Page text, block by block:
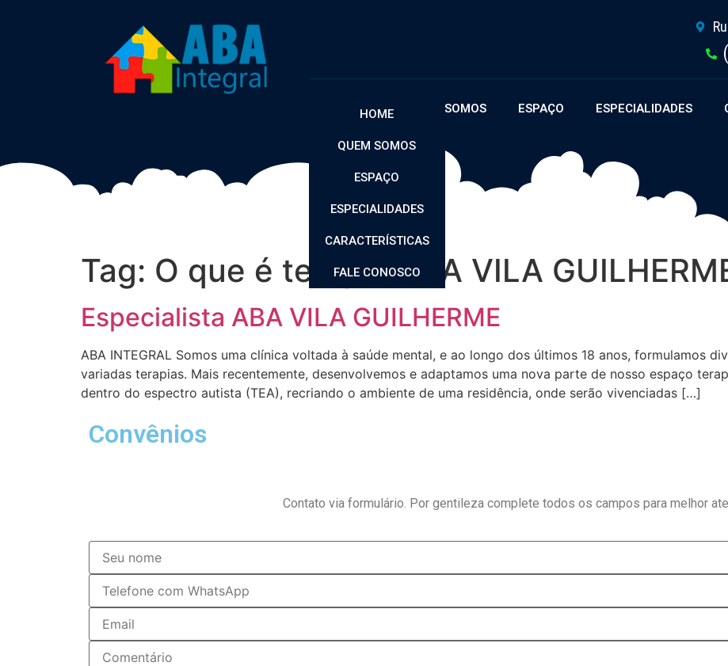
HOME QUEM SOMOS ESPAÇO ESPECIALIDADES
HOME
QUEM SOMOS
ESPAÇO
ESPECIALIDADES
CARACTERÍSTICAS
FALE CONOSCO
Tag: O que é terapia ABA VILA
Especialista ABA VILA GUILHERME
ABA INTEGRAL Somos uma clínica voltada à saúde mental, e ao longo dos últimos 18 anos, formulamos
variadas terapias. Mais recentemente, desenvolvemos e adaptamos uma nova parte de nosso espaço
dentro do espectro autista (TEA), recriando o ambiente de uma residência, onde serão vivenciadas […]
Convênios
Contato via formulário. Por gentileza complete todos os campos para melhor